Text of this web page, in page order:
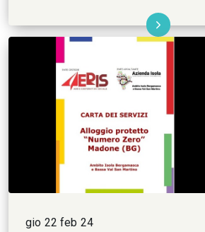
gio 22 feb 24